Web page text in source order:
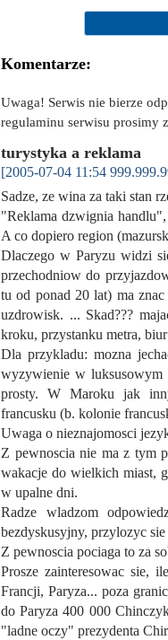
Komentarze:
Uwaga! Serwis nie bierze
regulaminu serwisu prosimy
turystyka a reklama
[2005-07-04 11:54
Sadze, ze wina za taki stan
"Reklama dzwignia
A co dopiero region
Dlaczego w Paryzu widzi
przechodniow do
tu od ponad 20 lat) ma
uzdrowisk. ... Skad???
kroku, przystanku metra,
Dla przykladu: mozna
wyzywienie w luksusowym
prosty. W Maroku jak
francusku (b. kolonie
Uwaga o nieznajomosci
Z pewnoscia nie ma z tym
wakacje do wielkich miast,
w upalne dni.
Radze wladzom
bezdyskusyjny, przylozyc
Z pewnoscia pociaga to za
Prosze zainteresowac sie,
Francji, Paryza... poza
do Paryza 400 000
"ladne oczy" prezydenta